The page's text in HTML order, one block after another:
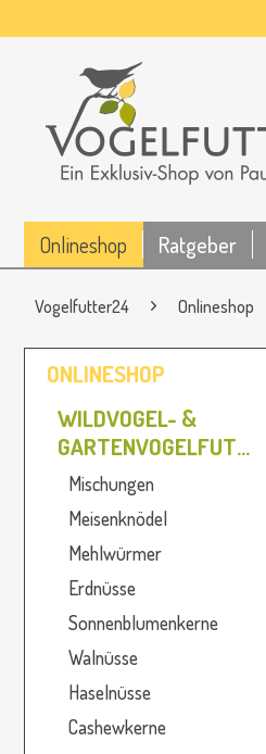
Onlineshop Ratgeber
Vogelfutter24 Onlineshop
ONLINESHOP
WILDVOGEL- &
GARTENVOGELFUTTER
Mischungen
Meisenknödel
Mehlwürmer
Erdnüsse
Sonnenblumenkerne
Walnüsse
Haselnüsse
Cashewkerne